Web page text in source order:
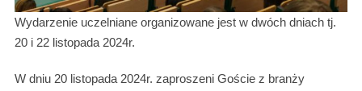
Wydarzenie uczelniane organizowane jest w dwóch dniach tj.
20 i 22 listopada 2024r.
W dniu 20 listopada 2024r. zaproszeni Goście z branży